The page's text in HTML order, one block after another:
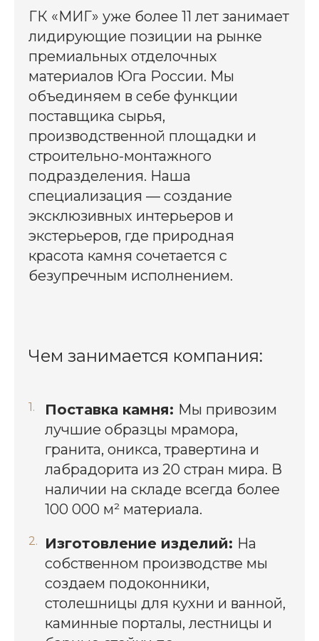
ГК «МИГ» уже более 11 лет занимает
лидирующие позиции на рынке
премиальных отделочных
материалов Юга России. Мы
объединяем в себе функции
поставщика сырья,
производственной площадки и
строительно-монтажного
подразделения. Наша
специализация — создание
эксклюзивных интерьеров и
экстерьеров, где природная
красота камня сочетается с
безупречным исполнением.
Чем занимается компания:
Поставка камня: Мы привозим
лучшие образцы мрамора,
гранита, оникса, травертина и
лабрадорита из 20 стран мира. В
наличии на складе всегда более
100 000 м² материала.
Изготовление изделий: На
собственном производстве мы
создаем подоконники,
столешницы для кухни и ванной,
каминные порталы, лестницы и